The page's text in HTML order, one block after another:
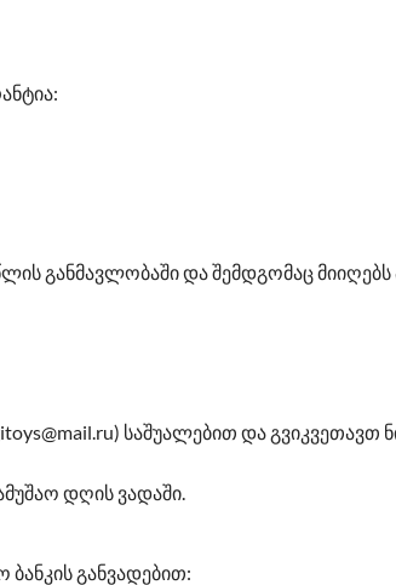
განმავლობაში და შემდგომაც
საშუალებით და გვიკვეთავთ
დღის ვადაში.
განვადებით: